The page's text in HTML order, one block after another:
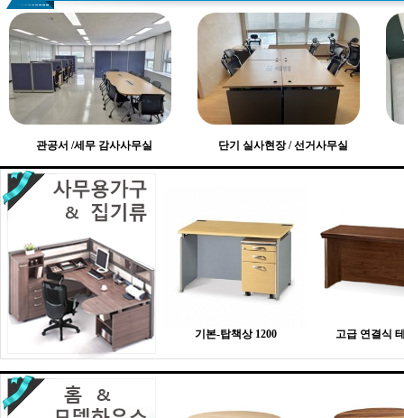
관공서 /세무 감사사무실 단기 실사현장 / 선거사무실
기본-탑책상 1200 고급 연결식